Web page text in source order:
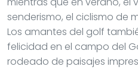
senderismo, el ciclismo de
Los amantes del golf
felicidad en el campo del
rodeado de paisajes